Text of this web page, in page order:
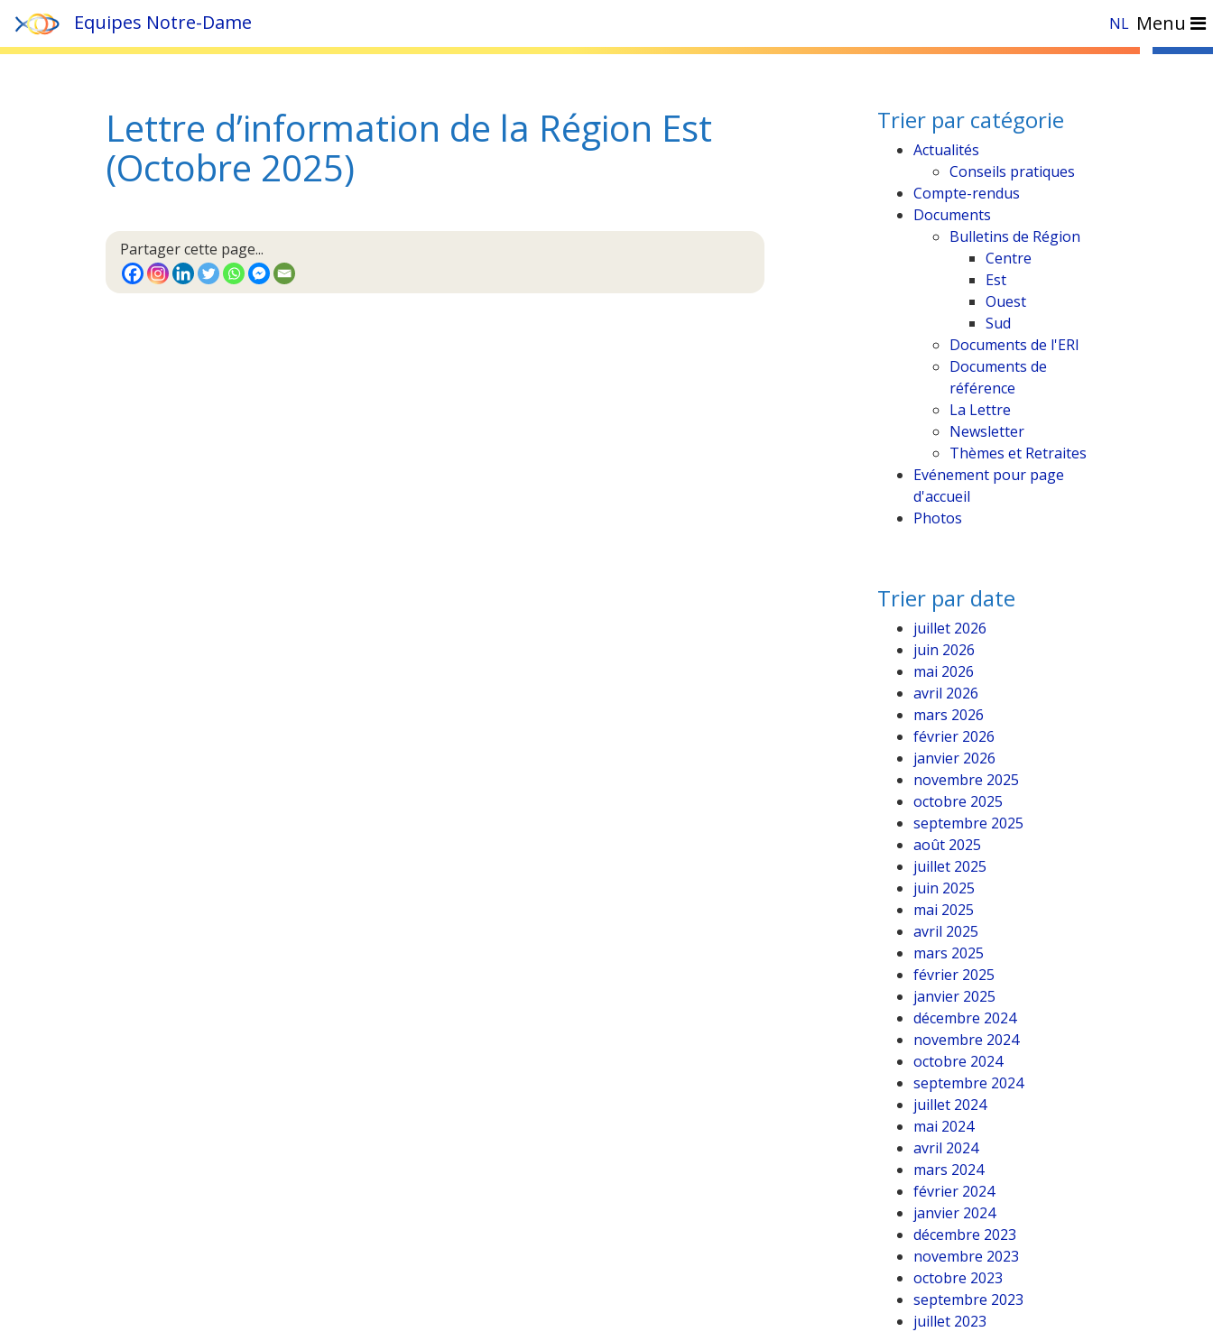
Equipes Notre-Dame NL Menu
Lettre d’information de la Région Est
(Octobre 2025)
Partager cette page...
Trier par catégorie
Actualités
Conseils pratiques
Compte-rendus
Documents
Bulletins de Région
Centre
Est
Ouest
Sud
Documents de l'ERI
Documents de
référence
La Lettre
Newsletter
Thèmes et Retraites
Evénement pour page
d'accueil
Photos
Trier par date
juillet 2026
juin 2026
mai 2026
avril 2026
mars 2026
février 2026
janvier 2026
novembre 2025
octobre 2025
septembre 2025
août 2025
juillet 2025
juin 2025
mai 2025
avril 2025
mars 2025
février 2025
janvier 2025
décembre 2024
novembre 2024
octobre 2024
septembre 2024
juillet 2024
mai 2024
avril 2024
mars 2024
février 2024
janvier 2024
décembre 2023
novembre 2023
octobre 2023
septembre 2023
juillet 2023